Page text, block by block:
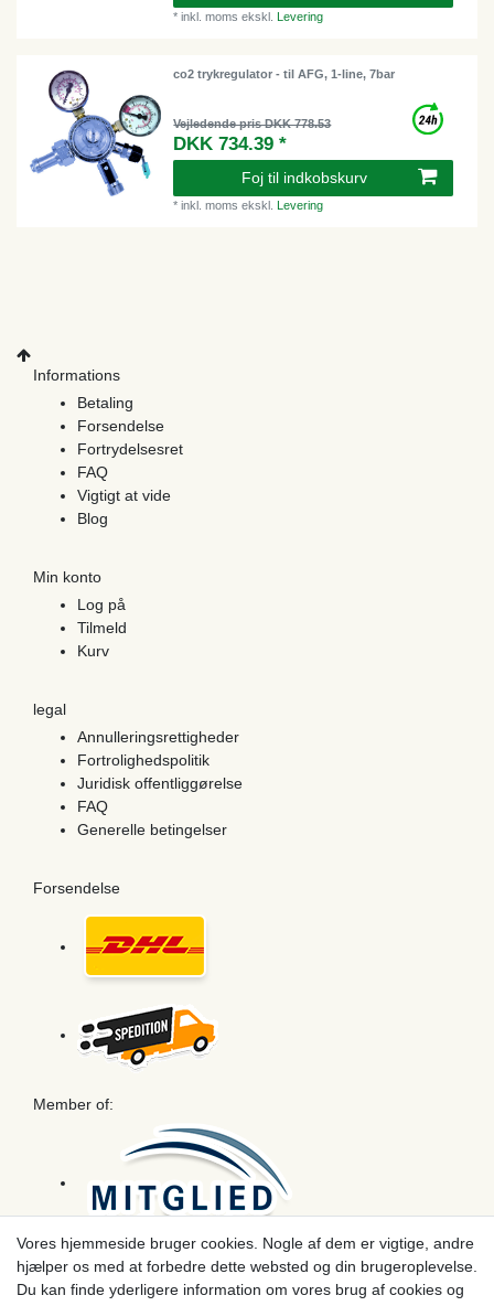
*inkl. moms ekskl. Levering
co2 trykregulator - til AFG, 1-line, 7bar
Vejledende pris DKK 778.53
DKK 734.39 *
Foj til indkobskurv
*inkl. moms ekskl. Levering
Informations
Betaling
Forsendelse
Fortrydelsesret
FAQ
Vigtigt at vide
Blog
Min konto
Log på
Tilmeld
Kurv
legal
Annulleringsrettigheder
Fortrolighedspolitik
Juridisk offentliggørelse
FAQ
Generelle betingelser
Forsendelse
Member of:
Betaling
Vores hjemmeside bruger cookies. Nogle af dem er vigtige, andre
hjælper os med at forbedre dette websted og din brugeroplevelse.
Du kan finde yderligere information om vores brug af cookies og